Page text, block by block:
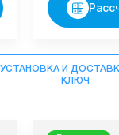
УСТАНОВКА И
КЛЮЧ